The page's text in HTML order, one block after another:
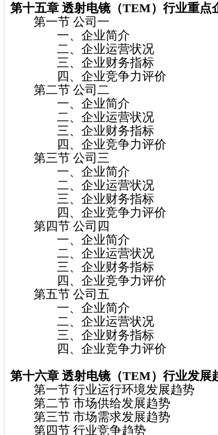
第十五章 透射电镜（TEM）行业重点
第一节 公司一
一、企业简介
二、企业运营状况
三、企业财务指标
四、企业竞争力评价
第二节 公司二
一、企业简介
二、企业运营状况
三、企业财务指标
四、企业竞争力评价
第三节 公司三
一、企业简介
二、企业运营状况
三、企业财务指标
四、企业竞争力评价
第四节 公司四
一、企业简介
二、企业运营状况
三、企业财务指标
四、企业竞争力评价
第五节 公司五
一、企业简介
二、企业运营状况
三、企业财务指标
四、企业竞争力评价
第十六章 透射电镜（TEM）行业发展
第一节 行业运行环境发展趋势
第二节 市场供给发展趋势
第三节 市场需求发展趋势
第四节 行业竞争趋势